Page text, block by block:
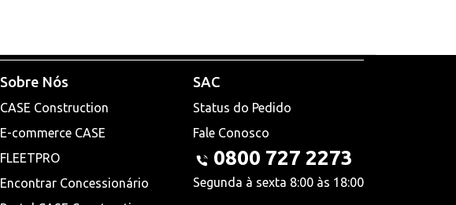
Sobre Nós
CASE Construction
E-commerce CASE
FLEETPRO
Encontrar Concessionário
SAC
Status do Pedido
Fale Conosco
0800 727 2273
Segunda à sexta 8:00 às 18:00